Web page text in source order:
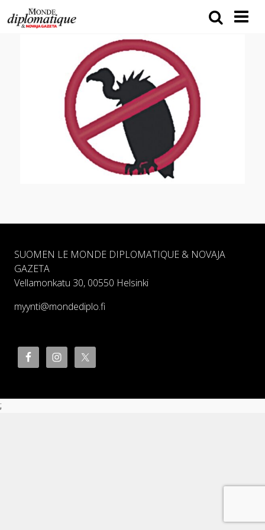
SUOMEN LE MONDE DIPLOMATIQUE & NOVAJA
GAZETA
Vellamonkatu 30, 00550 Helsinki
myynti@mondediplo.fi
;